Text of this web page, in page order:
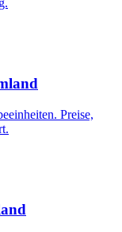
Preise,